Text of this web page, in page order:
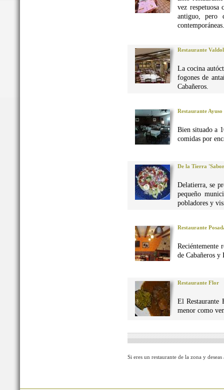
vez
antiguo, pero
contemporáneas.
Restaurante
La cocina
fogones de
Cabañeros.
Restaurante Ayuso
Bien situado a
comidas por
De la Tierra
Delatierra, se
pequeño
pobladores y
Restaurante
Reciéntemente
de Cabañeros y
Restaurante Flor
El Restaurante
menor como
Si eres un restaurante de la zona y